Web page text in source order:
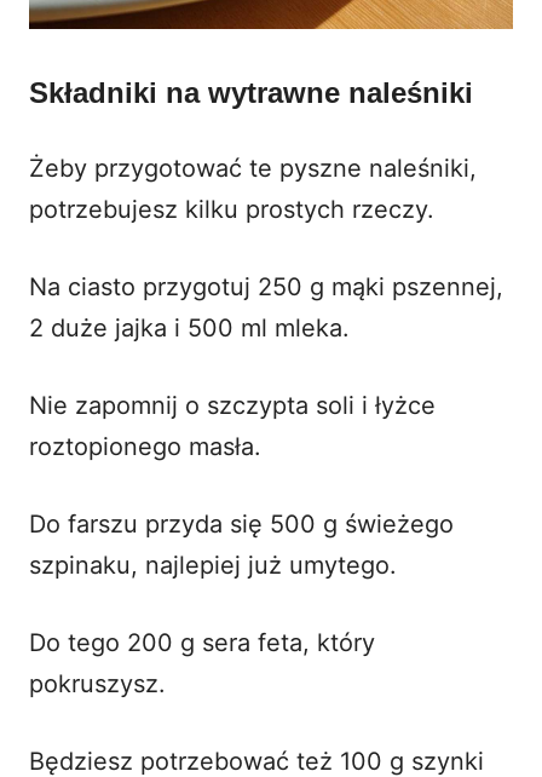
Składniki na wytrawne naleśniki
Żeby przygotować te pyszne naleśniki,
potrzebujesz kilku prostych rzeczy.
Na ciasto przygotuj 250 g mąki pszennej,
2 duże jajka i 500 ml mleka.
Nie zapomnij o szczypta soli i łyżce
roztopionego masła.
Do farszu przyda się 500 g świeżego
szpinaku, najlepiej już umytego.
Do tego 200 g sera feta, który
pokruszysz.
Będziesz potrzebować też 100 g szynki